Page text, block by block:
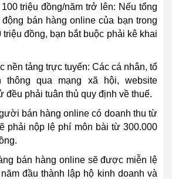
triệu đồng/năm trở lên: Nếu tổng
bán hàng online của bạn trong
đồng, bạn bắt buộc phải kê khai
nền tảng trực tuyến: Các cá nhân, tổ
thông qua mạng xã hội, website
đều phải tuân thủ quy định về thuế.
bán hàng online có doanh thu từ
phải nộp lệ phí môn bài từ 300.000
bán hàng online sẽ được miễn lệ
đầu thành lập hộ kinh doanh và